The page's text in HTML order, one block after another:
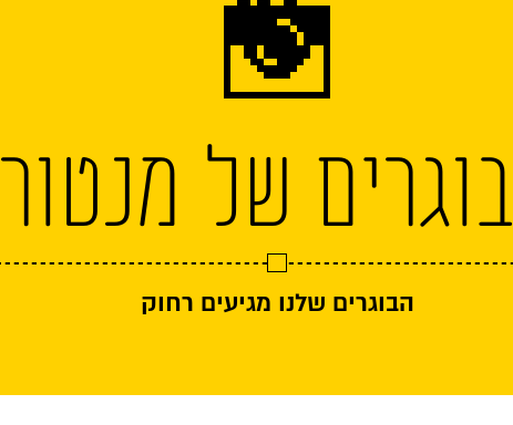
של מנטור
הבוגרים שלנו מגיעים רחוק